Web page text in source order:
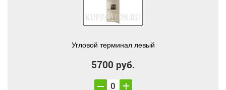
Угловой терминал левый
5700 руб.